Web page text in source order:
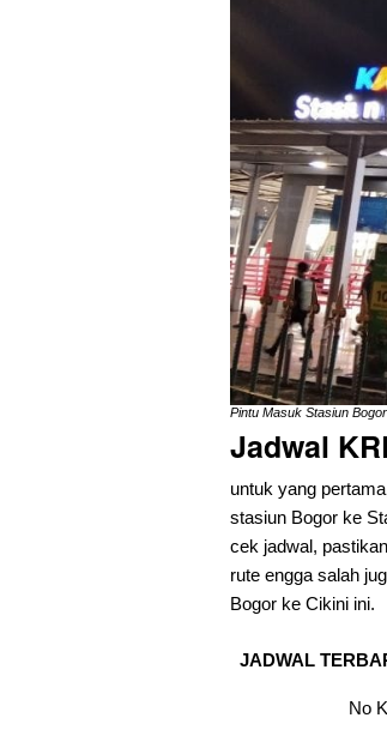
Pintu Masuk Stasiun
Jadwal
untuk yang
stasiun Bogor ke
cek jadwal,
rute engga salah
Bogor ke Cikini ini.
JADWAL
No